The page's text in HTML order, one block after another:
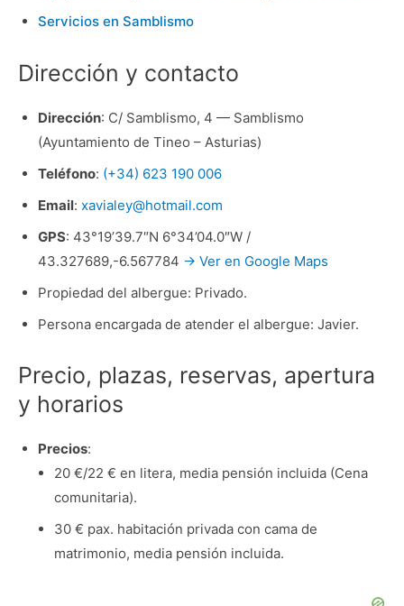
Servicios en Samblismo
Dirección y contacto
Dirección: C/ Samblismo, 4 — Samblismo
(Ayuntamiento de Tineo – Asturias)
Teléfono: (+34) 623 190 006
Email: xavialey@hotmail.com
GPS: 43°19’39.7″N 6°34’04.0″W /
43.327689,-6.567784 → Ver en Google Maps
Propiedad del albergue: Privado.
Persona encargada de atender el albergue: Javier.
Precio, plazas, reservas, apertura
y horarios
Precios:
20 €/22 € en litera, media pensión incluida (Cena
comunitaria).
30 € pax. habitación privada con cama de
matrimonio, media pensión incluida.